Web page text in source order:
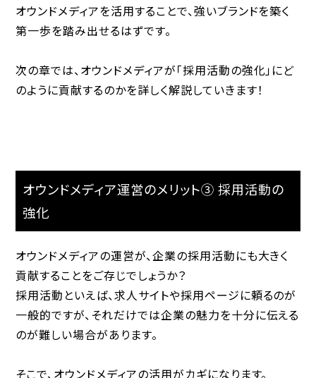
オウンドメディアを活用することで、強いブランドを築く
第一歩を踏み出せるはずです。
次の章では、オウンドメディアが「採用活動の強化」にど
のように貢献するのかを詳しく解説していきます！
オウンドメディア運営のメリット③ 採用活動の
強化
オウンドメディアの運営が、企業の採用活動にも大きく
貢献することをご存じでしょうか？
採用活動といえば、求人サイトや採用ページに頼るのが
一般的ですが、それだけでは企業の魅力を十分に伝える
のが難しい場合があります。
そこで、オウンドメディアの活用がカギになります。